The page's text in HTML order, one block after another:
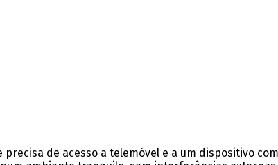
de acesso a telemóvel e a um dispositivo